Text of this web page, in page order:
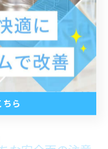
しょう。
リー改装を選んだ」
楽になった」といっ
リー対策の効果が
、費用面の負担軽減
ら
ら